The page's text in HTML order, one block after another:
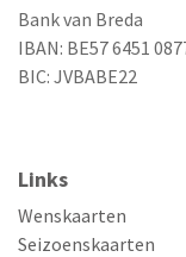
Bank van Breda
IBAN: BE57 6451
BIC: JVBABE22
Links
Wenskaarten
Seizoenskaarten